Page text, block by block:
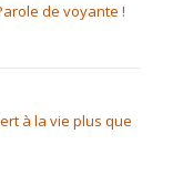
de voyante !
à la vie plus que